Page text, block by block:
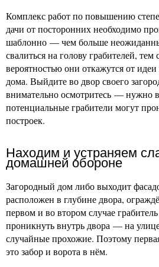
Комплекс работ по повышению
дачи от посторонних необходимо
шаблонно — чем больше
свалиться на голову грабителей, тем
вероятностью они откажутся от
дома. Выйдите во двор своего
внимательно осмотритесь — нужно
потенциальные грабители могут
построек.
Находим и устраняем
домашней обороне
Загородный дом либо выходит
расположен в глубине двора,
первом и во втором случае
проникнуть внутрь двора — на
случайные прохожие. Поэтому
это забор и ворота в нём.